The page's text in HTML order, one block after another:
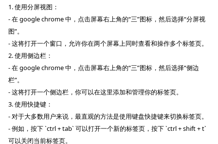
1. 使用分屏视图：
- 在 google chrome 中，点击屏幕右上角的“三”图标，然后选择“分屏视
图”。
- 这将打开一个窗口，允许你在两个屏幕上同时查看和操作多个标签页。
2. 使用侧边栏：
- 在 google chrome 中，点击屏幕右上角的“三”图标，然后选择“侧边
栏”。
- 这将打开一个侧边栏，你可以在这里添加和管理你的标签页。
3. 使用快捷键：
- 对于大多数用户来说，最直观的方法是使用键盘快捷键来切换标签页。
- 例如，按下 `ctrl + tab` 可以打开一个新的标签页，按下 `ctrl + shift + t`
可以关闭当前标签页。